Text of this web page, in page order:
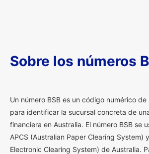
Sobre los números
Un número BSB es un código numérico
para identificar la sucursal concreta de
financiera en Australia. El número BSB se
APCS (Australian Paper Clearing System)
Electronic Clearing System) de Australia.